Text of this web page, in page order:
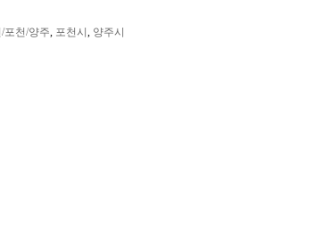
포천/양주, 포천시 , 양주시